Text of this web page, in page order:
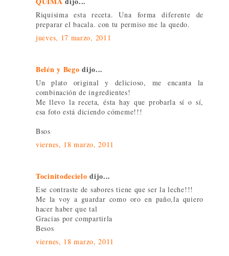
Riquisima esta receta. Una forma diferente de
preparar el bacala. con tu permiso me la quedo.
jueves, 17 marzo, 2011
Belén y Bego dijo...
Un plato original y delicioso, me encanta la
combinación de ingredientes!
Me llevo la receta, ésta hay que probarla sí o sí,
esa foto está diciendo cómeme!!!
Bsos
viernes, 18 marzo, 2011
Tocinitodecielo dijo...
Ese contraste de sabores tiene que ser la leche!!!
Me la voy a guardar como oro en paño,la quiero
hacer haber que tal
Gracias por compartirla
Besos
viernes, 18 marzo, 2011